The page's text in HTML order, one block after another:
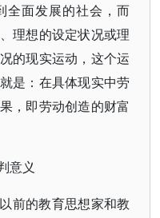
全面发展的社会，而
理想的设定状况或理
的现实运动，这个运
是：在具体现实中劳
，即劳动创造的财富
意义
前的教育思想家和教